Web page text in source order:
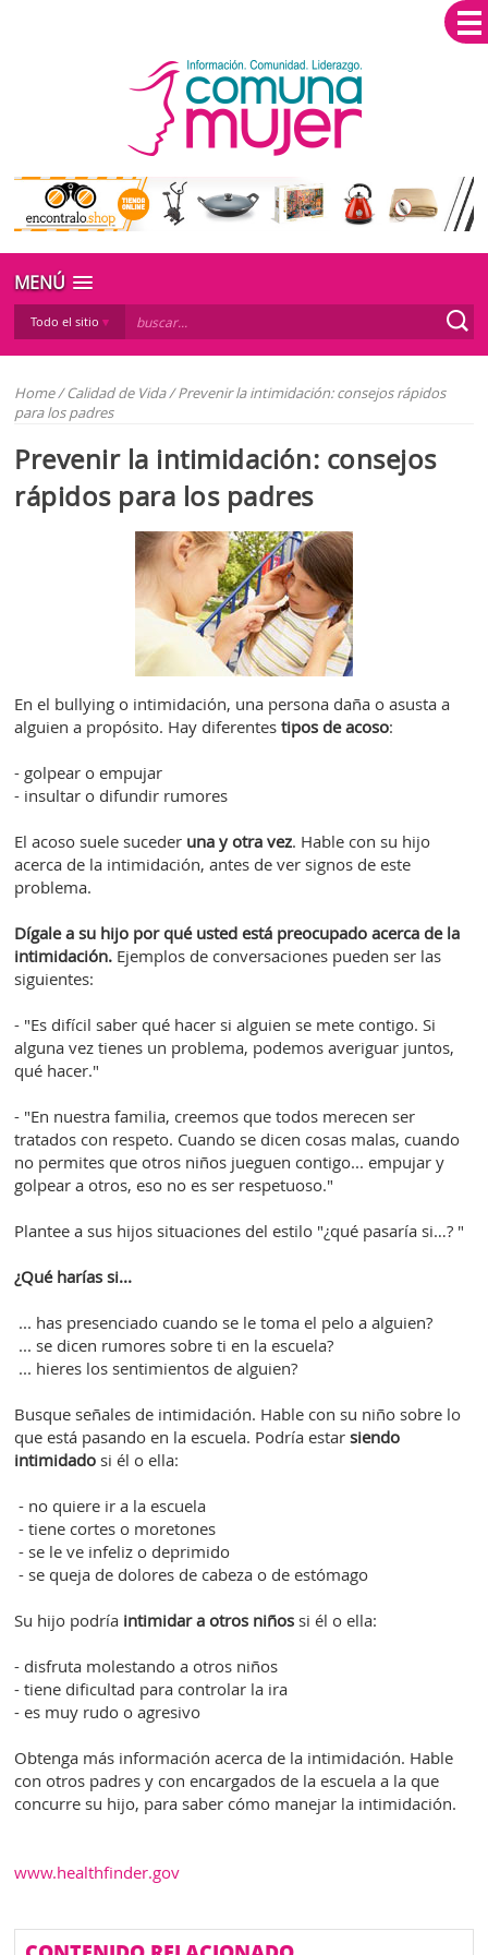
MENÚ
Todo el sitio
Home/Calidad de Vida/Prevenir la intimidación: consejos rápidos
para los padres
Prevenir la intimidación: consejos
rápidos para los padres
En el bullying o intimidación, una persona daña o asusta a
alguien a propósito. Hay diferentestipos de acoso:
- golpear o empujar
- insultar o difundir rumores
El acoso suele suceder una y otra vez. Hable con su hijo
acerca de la intimidación, antes de ver signos de este
problema.
Dígale a su hijo por qué usted está preocupado acerca de la
intimidación. Ejemplos de conversaciones pueden ser las
siguientes:
- "Es difícil saber qué hacer si alguien se mete contigo. Si
alguna vez tienes un problema, podemos averiguar juntos,
qué hacer."
- "En nuestra familia, creemos que todos merecen ser
tratados con respeto. Cuando se dicen cosas malas, cuando
no permites que otros niños jueguen contigo... empujar y
golpear a otros, eso no es ser respetuoso."
Plantee a sus hijos situaciones del estilo "¿qué pasaría si…? "
¿Qué harías si...
... has presenciado cuando se le toma el pelo a alguien?
... se dicen rumores sobre ti en la escuela?
... hieres los sentimientos de alguien?
Busque señales de intimidación. Hable con su niño sobre lo
que está pasando en la escuela. Podría estarsiendo
intimidado si él o ella:
- no quiere ir a la escuela
- tiene cortes o moretones
- se le ve infeliz o deprimido
- se queja de dolores de cabeza o de estómago
Su hijo podría intimidar a otros niños si él o ella:
- disfruta molestando a otros niños
- tiene dificultad para controlar la ira
- es muy rudo o agresivo
Obtenga más información acerca de la intimidación. Hable
con otros padres y con encargados de la escuela a la que
concurre su hijo, para saber cómo manejar la intimidación.
www.healthfinder.gov